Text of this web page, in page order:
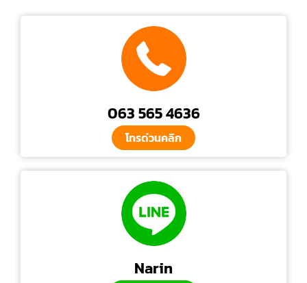
063 565 4636
โทรด่วนคลิก
Narin